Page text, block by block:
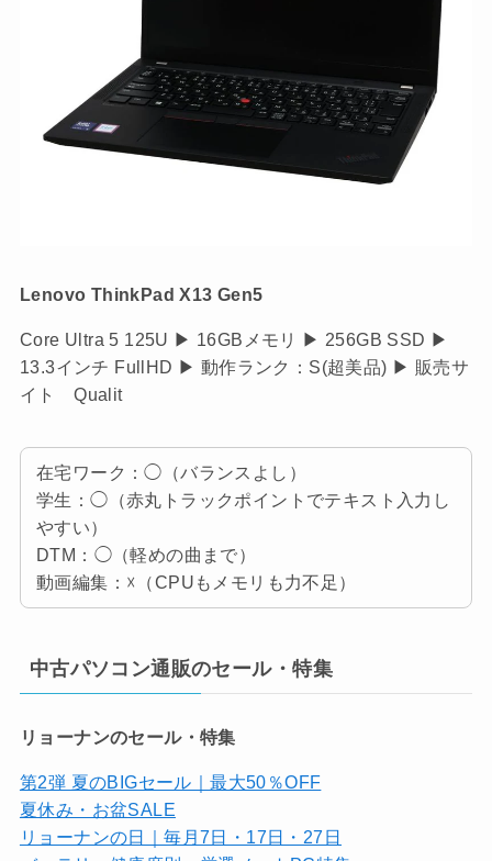
Lenovo ThinkPad X13 Gen5
Core Ultra 5 125U ▶ 16GBメモリ ▶ 256GB SSD ▶
13.3インチ FullHD ▶ 動作ランク：S(超美品) ▶ 販売サ
イト Qualit
在宅ワーク：◯（バランスよし）
学生：◯（赤丸トラックポイントでテキスト入力し
やすい）
DTM：◯（軽めの曲まで）
動画編集：☓（CPUもメモリも力不足）
中古パソコン通販のセール・特集
リョーナンのセール・特集
第2弾 夏のBIGセール｜最大50％OFF
夏休み・お盆SALE
リョーナンの日｜毎月7日・17日・27日